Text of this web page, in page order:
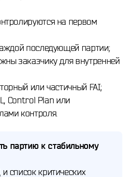
на первом
последующей партии;
заказчику для внутренней
или частичный FAI;
Control Plan или
контроля.
партию к стабильному
и список критических